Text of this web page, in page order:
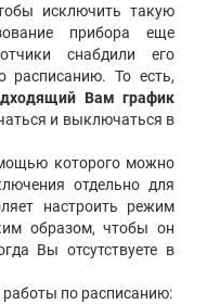
исключить такую
прибора еще
снабдили его
расписанию. То есть,
Вам график
и выключаться в
которого можно
отдельно для
настроить режим
образом, чтобы он
Вы отсутствуете в
по расписанию: